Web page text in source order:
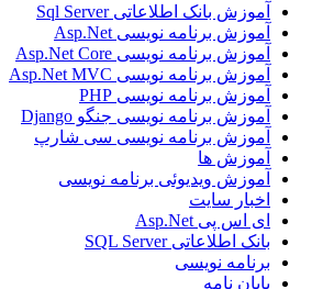
آموزش بانک اطلاعاتی Sql Server
آموزش برنامه نویسی Asp.Net
آموزش برنامه نویسی Asp.Net Core
آموزش برنامه نویسی Asp.Net MVC
آموزش برنامه نویسی PHP
آموزش برنامه نویسی جنگو Django
آموزش برنامه نویسی سی شارپ
آموزش ها
آموزش ویدیوئی برنامه نویسی
اخبار سایت
ای اس پی Asp.Net
بانک اطلاعاتی SQL Server
برنامه نویسی
پایان نامه